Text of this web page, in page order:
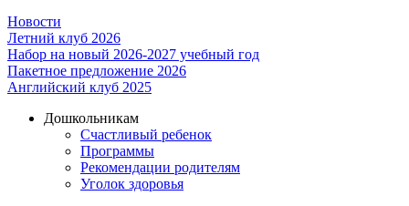
Новости
Летний клуб 2026
Набор на новый 2026-2027 учебный год
Пакетное предложение 2026
Английский клуб 2025
Дошкольникам
Счастливый ребенок
Программы
Рекомендации родителям
Уголок здоровья